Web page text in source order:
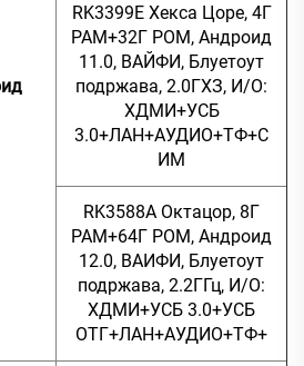
RK3399E Хекса Цоре, 4Г
РАМ+32Г РОМ, Андроид
11.0, ВАЙФИ, Блуетоут
подржава, 2.0ГХЗ, И/О:
ХДМИ+УСБ
3.0+ЛАН+АУДИО+ТФ+С
ИМ
RK3588A Октацор, 8Г
РАМ+64Г РОМ, Андроид
12.0, ВАИФИ, Блуетоут
подржава, 2.2ГГц, И/О:
ХДМИ+УСБ 3.0+УСБ
ОТГ+ЛАН+АУДИО+ТФ+